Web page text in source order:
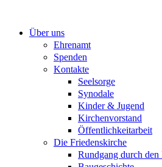
springenÜber uns
Ehrenamt
Spenden
Kontakte
Seelsorge
Synodale
Kinder & Jugend
Kirchenvorstand
Öffentlichkeitarbeit
Die Friedenskirche
Rundgang durch